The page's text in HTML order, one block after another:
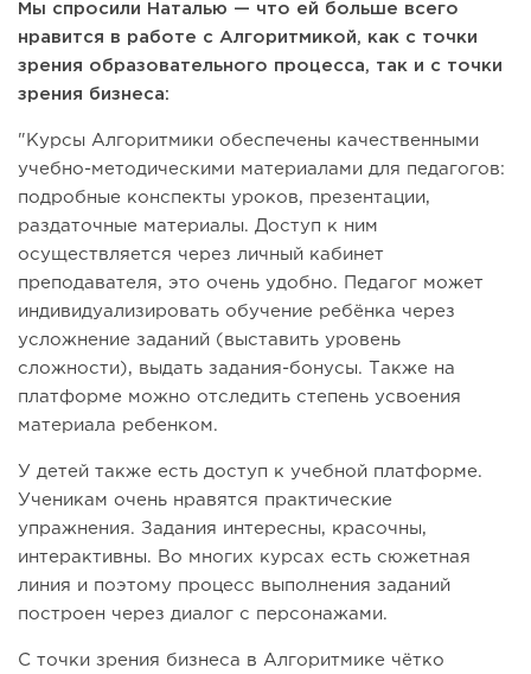
Мы спросили Наталью — что ей больше всего
нравится в работе с Алгоритмикой, как с точки
зрения образовательного процесса, так и с точки
зрения бизнеса:
"Курсы Алгоритмики обеспечены качественными
учебно-методическими материалами для педагогов:
подробные конспекты уроков, презентации,
раздаточные материалы. Доступ к ним
осуществляется через личный кабинет
преподавателя, это очень удобно. Педагог может
индивидуализировать обучение ребёнка через
усложнение заданий (выставить уровень
сложности), выдать задания-бонусы. Также на
платформе можно отследить степень усвоения
материала ребенком.
У детей также есть доступ к учебной платформе.
Ученикам очень нравятся практические
упражнения. Задания интересны, красочны,
интерактивны. Во многих курсах есть сюжетная
линия и поэтому процесс выполнения заданий
построен через диалог с персонажами.
С точки зрения бизнеса в Алгоритмике чётко